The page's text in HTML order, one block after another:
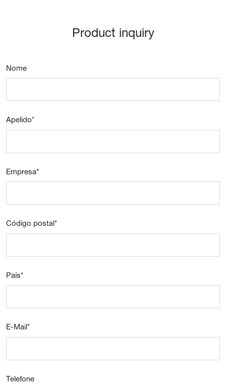
Product inquiry
Nome
Apelido*
Empresa*
Código postal*
País*
E-Mail*
Telefone